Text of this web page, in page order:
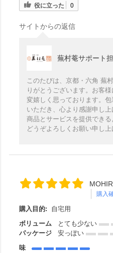
役に立った 0
サイトからの返信
蕪村菴サポート
このたびは、京都・六角 蕪
りがとうございます。お客
変嬉しく思っております。
いただき、心より感謝申し
商品とサービスを提供できる
どうぞよろしくお願い申し上
購入
購入目的:
自宅用
ボリューム
とても少ない
パッケージ
安っぽい
味